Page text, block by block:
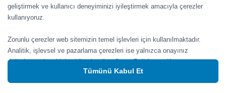
Site Son Güncelleme 04.08.2026
geliştirmek ve kullanıcı deneyiminizi iyileştirmek amacıyla çerezler
kullanıyoruz.
Zorunlu çerezler web sitemizin temel işlevleri için kullanılmaktadır.
Analitik, işlevsel ve pazarlama çerezleri ise yalnızca onayınız
doğrultusunda etkinleştirilmektedir. Çerez Politikası Kapat
Tümünü Kabul Et